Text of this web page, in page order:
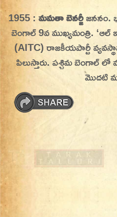
Skip
to
content
On This Day
Today in History | On
History | Today in
Today in India |
eroju |
1955 :మమతా బెనర్జీజననం.
బెంగాల్ 9వ ముఖ్యమంత్రి.
(AITC) రాజకీయపార్టీ
పిలుస్తారు. పశ్చిమ బెంగాల్ లో
మొదటి